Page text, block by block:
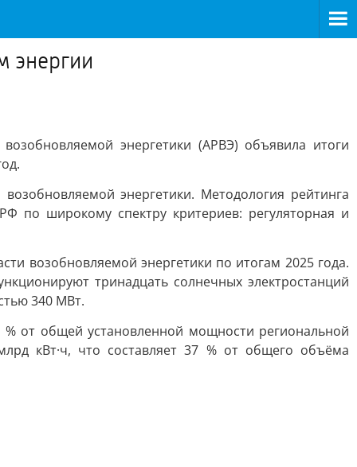
энергии
энергетики (АРВЭ) объявила итоги
энергетики. Методология рейтинга
по широкому спектру критериев: регуляторная и
возобновляемой энергетики по итогам 2025 года.
тринадцать солнечных электростанций
340 МВт.
% от общей установленной мощности региональной
кВт·ч, что составляет 37 % от общего объёма